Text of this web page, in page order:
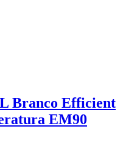
Branco Efficient
EM90